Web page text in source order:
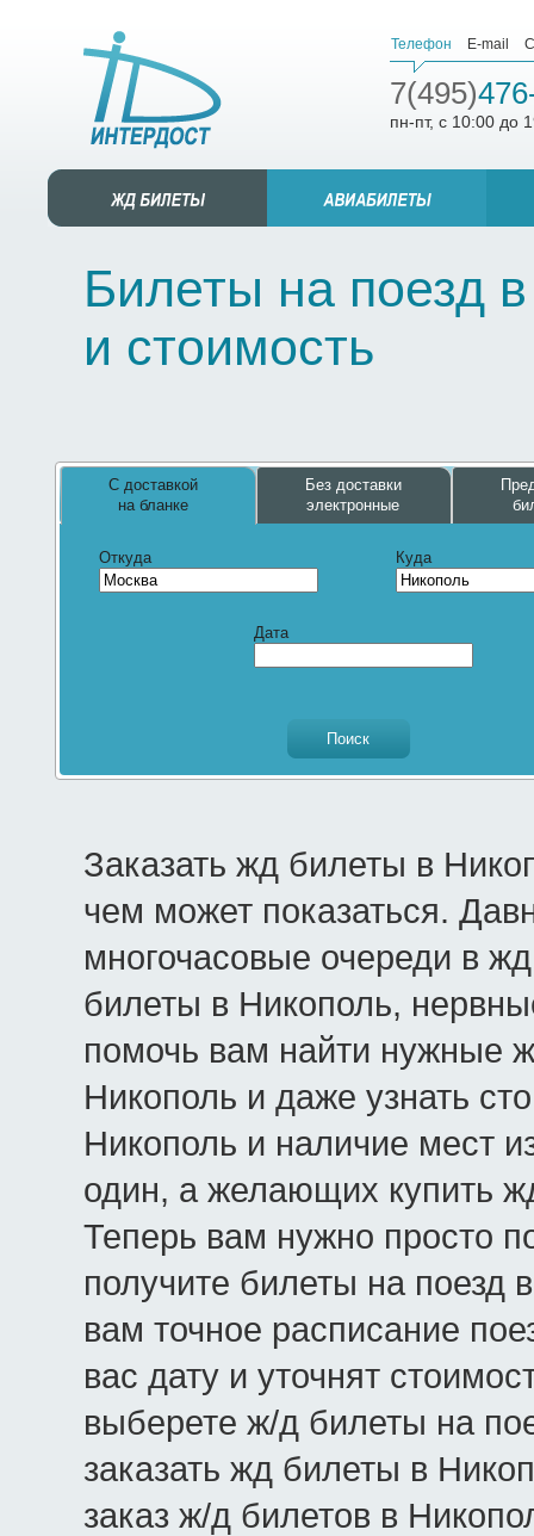
Телефон E-mail
7(495)
пн-пт, с 10:00 до
Билеты на поезд
и стоимость
С доставкой
на бланке
Без доставки
электронные
Откуда Куда
Дата
Заказать жд билеты в
чем может показаться.
многочасовые очереди в
билеты в Никополь,
помочь вам найти нужные
Никополь и даже узнать
Никополь и наличие мест
один, а желающих купить
Теперь вам нужно просто
получите билеты на поезд
вам точное расписание
вас дату и уточнят
выберете ж/д билеты на
заказать жд билеты в
заказ ж/д билетов в